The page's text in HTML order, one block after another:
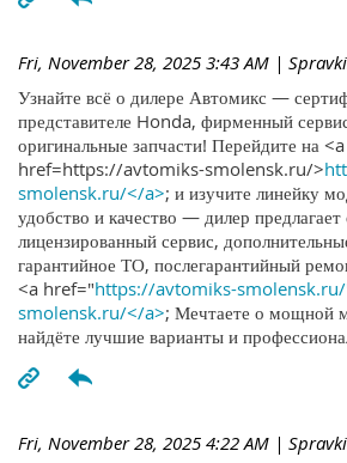
Fri, November 28, 2025 3:43 AM |
Узнайте всё о дилере Автомикс —
представителе Honda, фирменный
оригинальные запчасти! Перейдите на <a
href=https://avtomiks-smolensk.ru/>
smolensk.ru/</a>; и изучите линейку
удобство и качество — дилер предлагает
лицензированный сервис,
гарантийное ТО, послегарантийный
<a href="https://avtomiks-
smolensk.ru/</a>; Мечтаете о мощной
найдёте лучшие варианты и
Fri, November 28, 2025 4:22 AM |